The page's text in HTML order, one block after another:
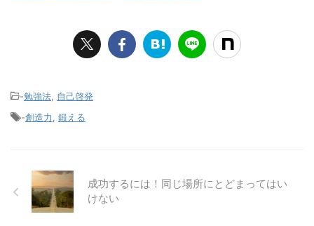
-勉強法, 自己啓発
-創造力, 鍛える
成功するには！同じ場所にとどまってはい
けない